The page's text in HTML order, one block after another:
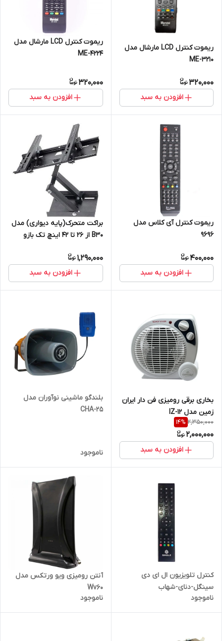
ریموت کنترل LCD مارشال مدل
ME-3210
320,000
افزودن به سبد
ریموت کنترل LCD مارشال مدل
ME-4224
320,000
افزودن به سبد
ریموت کنترل آی کلاس مدل
۹۶۹۶
400,000
افزودن به سبد
براکت متحرک(پایه دیواری) مدل
B30 از ۲۶ تا ۴۲ اینچ تک بازو
1,290,000
افزودن به سبد
بخاری برقی رومیزی فن دار ایران
زمین مدل IZ-12
2,350,000
14%
2,000,000
افزودن به سبد
بلندگو ماشینی نوآوران مدل
CHA-25
ناموجود
کنترل تلویزیون ال ای دی
سینگل-دنای-شهاب
ناموجود
آنتن رومیزی ویو ورتکس مدل
Wv60
ناموجود